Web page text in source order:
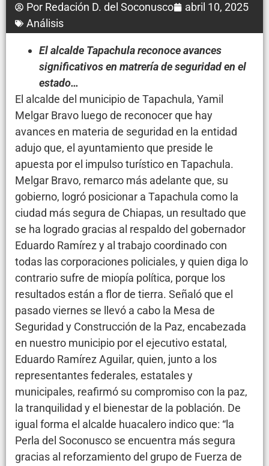
Por Redación D. del Soconusco
abril 10, 2025
Análisis
El alcalde Tapachula reconoce avances
significativos en matrería de seguridad en el
estado…
El alcalde del municipio de Tapachula, Yamil
Melgar Bravo luego de reconocer que hay
avances en materia de seguridad en la entidad
adujo que, el ayuntamiento que preside le
apuesta por el impulso turístico en Tapachula.
Melgar Bravo, remarco más adelante que, su
gobierno, logró posicionar a Tapachula como la
ciudad más segura de Chiapas, un resultado que
se ha logrado gracias al respaldo del gobernador
Eduardo Ramírez y al trabajo coordinado con
todas las corporaciones policiales, y quien diga lo
contrario sufre de miopía política, porque los
resultados están a flor de tierra. Señaló que el
pasado viernes se llevó a cabo la Mesa de
Seguridad y Construcción de la Paz, encabezada
en nuestro municipio por el ejecutivo estatal,
Eduardo Ramírez Aguilar, quien, junto a los
representantes federales, estatales y
municipales, reafirmó su compromiso con la paz,
la tranquilidad y el bienestar de la población. De
igual forma el alcalde huacalero indico que: “la
Perla del Soconusco se encuentra más segura
gracias al reforzamiento del grupo de Fuerza de